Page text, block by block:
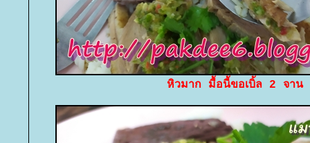
หิวมาก มื้อนี้ขอเบิ้ล 2 จาน